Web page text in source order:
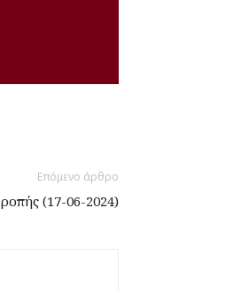
Επόμενο άρθρο
(17-06-2024)